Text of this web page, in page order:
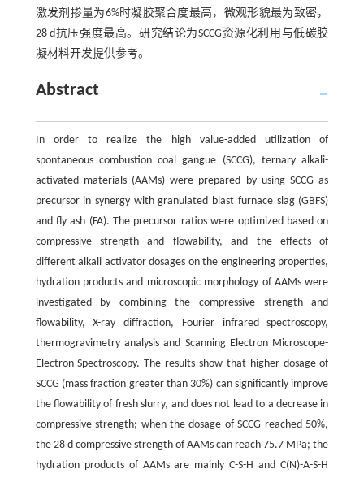
激发剂掺量为6%时凝胶聚合度最高，微观形貌最为致密，
28 d抗压强度最高。研究结论为SCCG资源化利用与低碳胶
凝材料开发提供参考。
Abstract
In order to realize the high value-added utilization of
spontaneous combustion coal gangue (SCCG), ternary alkali-
activated materials (AAMs) were prepared by using SCCG as
precursor in synergy with granulated blast furnace slag (GBFS)
and fly ash (FA). The precursor ratios were optimized based on
compressive strength and flowability, and the effects of
different alkali activator dosages on the engineering properties,
hydration products and microscopic morphology of AAMs were
investigated by combining the compressive strength and
flowability, X-ray diffraction, Fourier infrared spectroscopy,
thermogravimetry analysis and Scanning Electron Microscope-
Electron Spectroscopy. The results show that higher dosage of
SCCG (mass fraction greater than 30%) can significantly improve
the flowability of fresh slurry, and does not lead to a decrease in
compressive strength; when the dosage of SCCG reached 50%,
the 28 d compressive strength of AAMs can reach 75.7 MPa; the
hydration products of AAMs are mainly C-S-H and C(N)-A-S-H